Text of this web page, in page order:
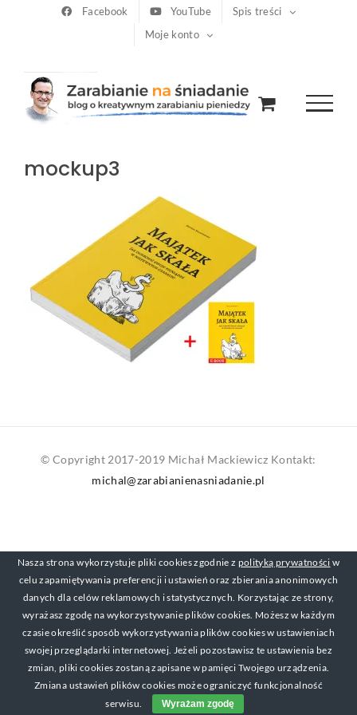
Facebook YouTube
Spis treści
Moje konto
mockup3
© Copyright 2017-2019 Michał Mackiewicz Kontakt:
michal@zarabianienasniadanie.pl
Nasza strona wykorzystuje pliki cookies zgodnie z polityką prywatności w
celu zapamiętywania preferencji i ustawień oraz zbierania anonimowych
danych dla celów reklamowych i statystycznych. Korzystając ze strony,
wyrażasz zgodę na wykorzystywanie plików cookies. Możesz w każdym
czasie określić sposób wykorzystywania plików cookies w ustawieniach
swojej przeglądarki internetowej. Jeżeli pozostawisz te ustawienia bez
zmian, pliki cookies zostaną zapisane w pamięci Twojego urządzenia.
Zmiana ustawień plików cookies może ograniczyć funkcjonalność
serwisu.
Wyrażam zgodę